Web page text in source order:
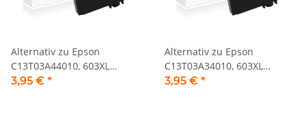
Alternativ zu Epson
C13T03A44010, 603XL
Tintenpatrone gelb
3,95 € *
Alternativ zu Epson
C13T03A34010, 603XL
Tintenpatrone magenta
3,95 € *